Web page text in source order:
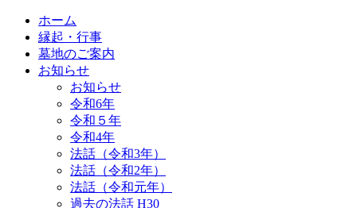
ホーム
縁起・行事
墓地のご案内
お知らせ
お知らせ
令和6年
令和５年
令和4年
法話（令和3年）
法話（令和2年）
法話（令和元年）
過去の法話 H30